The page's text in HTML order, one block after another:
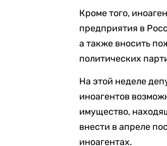
Кроме того,
предприятия в
а также вносить
политических
На этой неделе
иноагентов
имущество,
внести в апреле
иноагентах.